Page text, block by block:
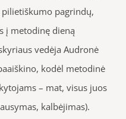
pagrindų,
į metodinę dieną
vedėja Audronė
kodėl metodinė
– mat, visus juos
kalbėjimas).